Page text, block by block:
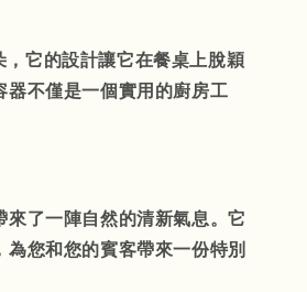
它的設計讓它在餐桌上脫穎
器不僅是一個實用的廚房工
了一陣自然的清新氣息。它
您和您的賓客帶來一份特別